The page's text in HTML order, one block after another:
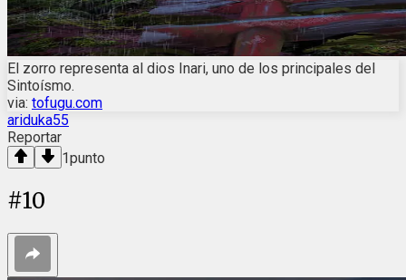
El zorro representa al dios Inari, uno de los principales del
Sintoísmo.
via: tofugu.com
ariduka55
Reportar
1punto
#10